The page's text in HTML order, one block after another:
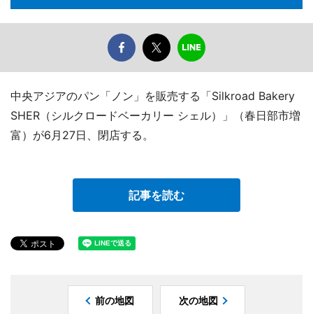
中央アジアのパン「ノン」を販売する「Silkroad Bakery
SHER（シルクロードベーカリー シェル）」（春日部市増
富）が6月27日、閉店する。
記事を読む
前の地図 次の地図